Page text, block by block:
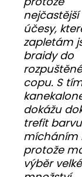
nejčastější
účesy,
zapletám
braidy do
copu. S
dokážu
trefit
mícháním
protože
výběr velké